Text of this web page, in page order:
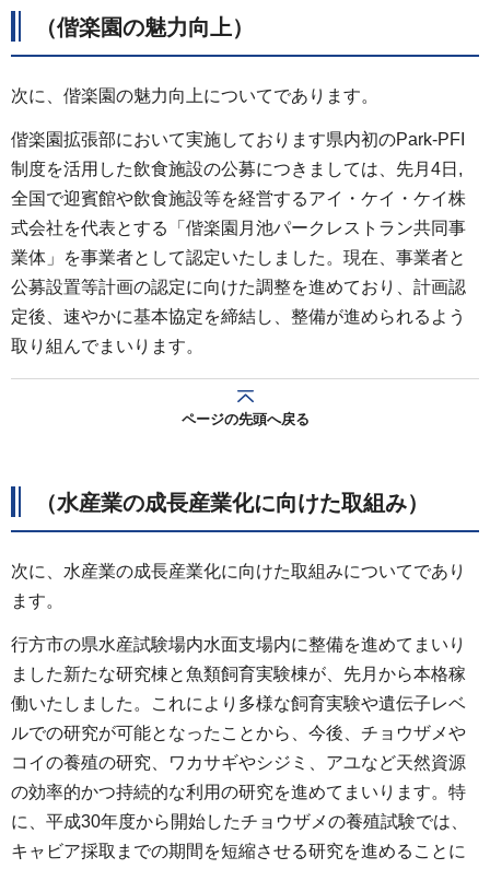
（偕楽園の魅力向上）
次に、偕楽園の魅力向上についてであります。
偕楽園拡張部において実施しております県内初のPark-PFI
制度を活用した飲食施設の公募につきましては、先月4日,
全国で迎賓館や飲食施設等を経営するアイ・ケイ・ケイ株
式会社を代表とする「偕楽園月池パークレストラン共同事
業体」を事業者として認定いたしました。現在、事業者と
公募設置等計画の認定に向けた調整を進めており、計画認
定後、速やかに基本協定を締結し、整備が進められるよう
取り組んでまいります。
ページの先頭へ戻る
（水産業の成長産業化に向けた取組み）
次に、水産業の成長産業化に向けた取組みについてであり
ます。
行方市の県水産試験場内水面支場内に整備を進めてまいり
ました新たな研究棟と魚類飼育実験棟が、先月から本格稼
働いたしました。これにより多様な飼育実験や遺伝子レベ
ルでの研究が可能となったことから、今後、チョウザメや
コイの養殖の研究、ワカサギやシジミ、アユなど天然資源
の効率的かつ持続的な利用の研究を進めてまいります。特
に、平成30年度から開始したチョウザメの養殖試験では、
キャビア採取までの期間を短縮させる研究を進めることに